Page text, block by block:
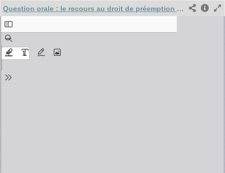
Question orale : le recours au droit de préemption par la Région de Bruxelles-Capitale et la généralisation du périmètre de préemption dans le cadre du Plan d'Urgence Logement / Lux Pierre-Yves